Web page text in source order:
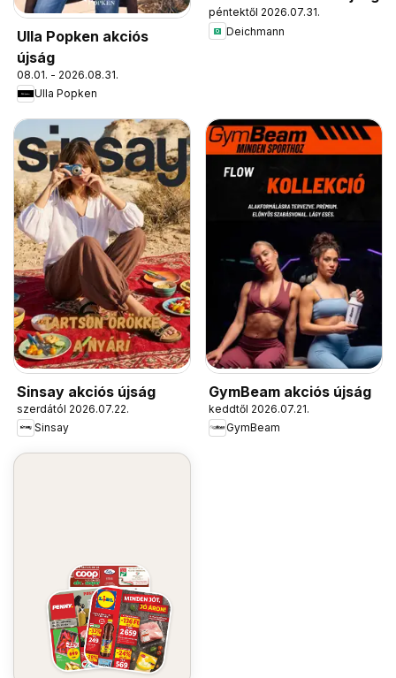
Ulla Popken akciós
újság
08.01. - 2026.08.31.
Ulla Popken
péntektől 2026.07.31.
Deichmann
Sinsay akciós újság
szerdától 2026.07.22.
Sinsay
GymBeam akciós újság
keddtől 2026.07.21.
GymBeam